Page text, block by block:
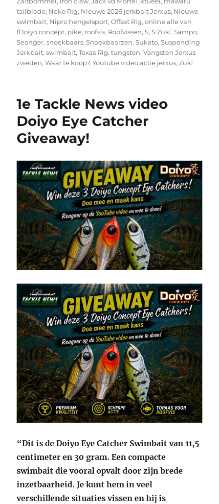
tailblade, Neko Rig, Nieuwe 2026 jerkbait Jerxus, Nieuwe
swimbait, Nipro hengelsport,Offset Rig,online alle van
fDoiyo concept, pike, roofvis, Roofvissen,S,S'Zuki,Sampo,
Seanger,snoekbaars,Snoekbaarzen,Sukato,Suspending
Jerkbait,swimbait,Texas Rig,tungsten,Vangsten Jerxus
zweden,Waar te koop?,Youtube video actie jerxus,Zuki
1e Tackle News video
Doiyo Eye Catcher
Giveaway!
“Dit is de Doiyo Eye Catcher Swimbait van 11,5
centimeter en 30 gram. Een compacte
swimbait die vooral opvalt door zijn brede
inzetbaarheid. Je kunt hem in veel
verschillende situaties vissen en hij is